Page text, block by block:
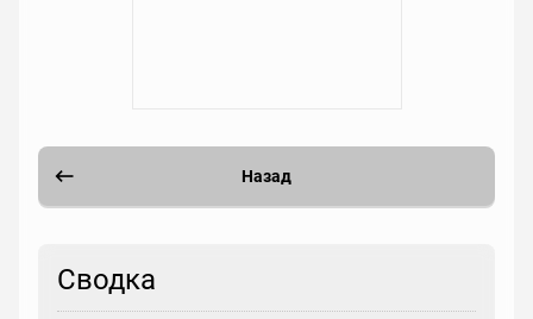
Назад
Сводка